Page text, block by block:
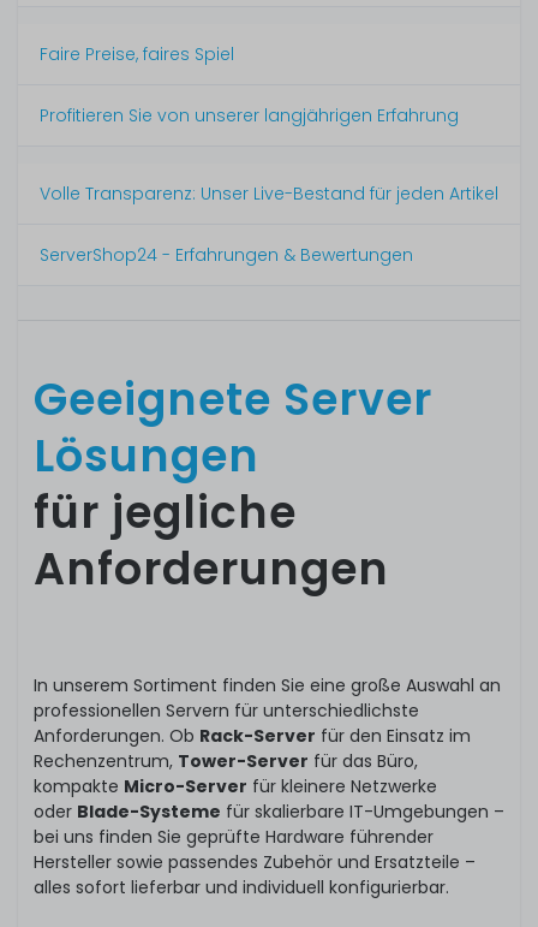
Faire Preise, faires Spiel
Profitieren Sie von unserer langjährigen Erfahrung
Volle Transparenz: Unser Live-Bestand für jeden Artikel
ServerShop24 - Erfahrungen & Bewertungen
Geeignete Server
Lösungen
für jegliche
Anforderungen
In unserem Sortiment finden Sie eine große Auswahl an
professionellen Servern für unterschiedlichste
Anforderungen. Ob Rack-Server für den Einsatz im
Rechenzentrum, Tower-Server für das Büro,
kompakte Micro-Server für kleinere Netzwerke
oder Blade-Systeme für skalierbare IT-Umgebungen –
bei uns finden Sie geprüfte Hardware führender
Hersteller sowie passendes Zubehör und Ersatzteile –
alles sofort lieferbar und individuell konfigurierbar.